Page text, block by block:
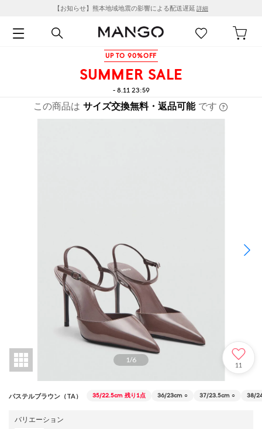
【お知らせ】熊本地域地震の影響による配送遅延 詳細
UP TO 90%OFF
SUMMER SALE
- 8.11 23:59
この商品は サイズ交換無料・返品可能 です
1/6
11
パステルブラウン（TA） 35/22.5cm 残り1点 36/23cm ○ 37/23.5cm ○ 38/
バリエーション